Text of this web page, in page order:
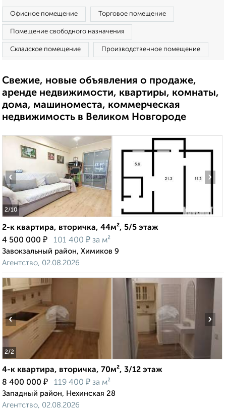
Офисное помещение Торговое помещение
Помещение свободного назначения
Складское помещение Производственное помещение
Свежие, новые объявления о продаже,
аренде недвижимости, квартиры, комнаты,
дома, машиноместа, коммерческая
недвижимость в Великом Новгороде
2/10
‹ ›
2-к квартира, вторичка, 44м², 5/5 этаж
4 500 000 ₽ 101 400 ₽ за м²
Завокзальный район, Химиков 9
Агентство, 02.08.2026
2/2
‹ ›
4-к квартира, вторичка, 70м², 3/12 этаж
8 400 000 ₽ 119 400 ₽ за м²
Западный район, Нехинская 28
Агентство, 02.08.2026